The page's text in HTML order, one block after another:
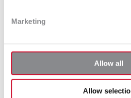
Marketing
Allow all
Allow
lub zakup – nowe
stworzone wewnątrz
jest ona wdrażana do
udostępniana użytkownikom
wsparcia, celem sprawnego